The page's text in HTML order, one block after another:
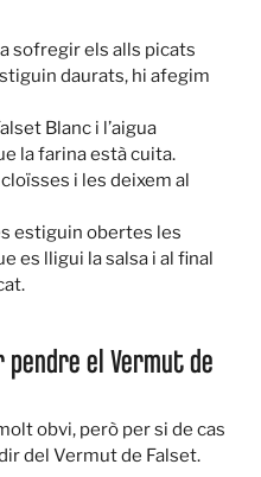
sofregir els alls picats
daurats, hi afegim
Blanc i l’aigua
la farina està cuita.
i les deixem al
estiguin obertes les
es lligui la salsa i al final
pendre el Vermut de
obvi, però per si de cas
del Vermut de Falset.